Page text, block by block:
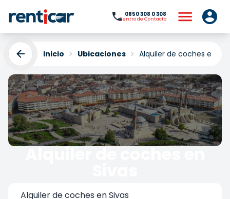
0850 308 0 308
Centro de Contacto
Inicio Ubicaciones Alquiler de coches en
Alquiler de coches en
Alquiler de coches en Sivas